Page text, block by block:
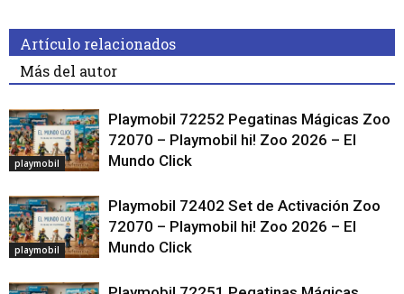
Artículo relacionados
Más del autor
playmobil
Playmobil 72252 Pegatinas Mágicas Zoo
72070 – Playmobil hi! Zoo 2026 – El
Mundo Click
playmobil
Playmobil 72402 Set de Activación Zoo
72070 – Playmobil hi! Zoo 2026 – El
Mundo Click